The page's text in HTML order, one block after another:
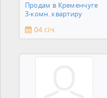
Продам в Кременчуге
3-комн. квартиру
04 січ.